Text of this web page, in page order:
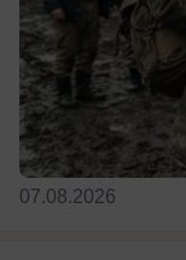
07.08.2026